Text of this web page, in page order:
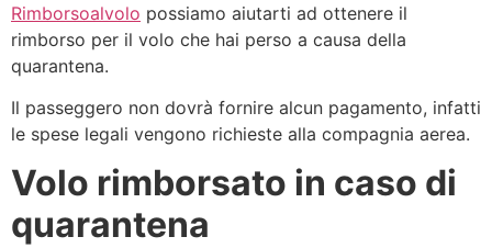
Rimborsoalvolo possiamo aiutarti ad ottenere il
rimborso per il volo che hai perso a causa della
quarantena.
Il passeggero non dovrà fornire alcun pagamento, infatti
le spese legali vengono richieste alla compagnia aerea.
Volo rimborsato in caso di
quarantena